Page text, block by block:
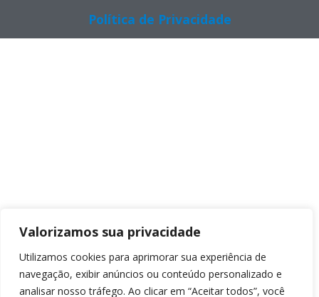
Valorizamos sua privacidade
Utilizamos cookies para aprimorar sua experiência de
navegação, exibir anúncios ou conteúdo personalizado e
analisar nosso tráfego. Ao clicar em “Aceitar todos”, você
Política de Privacidade